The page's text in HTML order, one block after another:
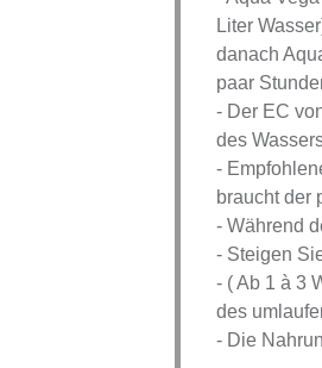
Liter
danach
paar
- Der EC
des
-
braucht der
- Während
- Steigen
- ( Ab 1 à 3
des
- Die